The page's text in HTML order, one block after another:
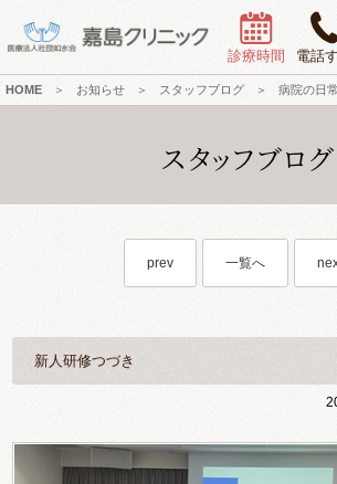
診療時間 電話
HOME ＞ お知らせ ＞ スタッフブログ ＞ 病院の日常
スタッフブログ
prev 一覧へ
新人研修つづき